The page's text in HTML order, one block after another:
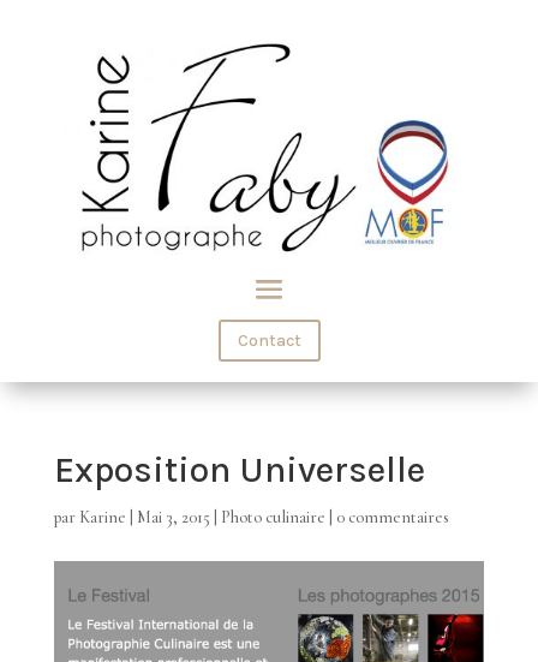
Contact
Exposition Universelle
par Karine Mai 3, 2015 Photo culinaire 0 commentaires